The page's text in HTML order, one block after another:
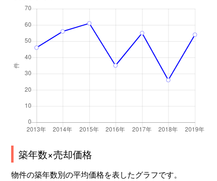
築年数×売却価格
物件の築年数別の平均価格を表したグラフです。